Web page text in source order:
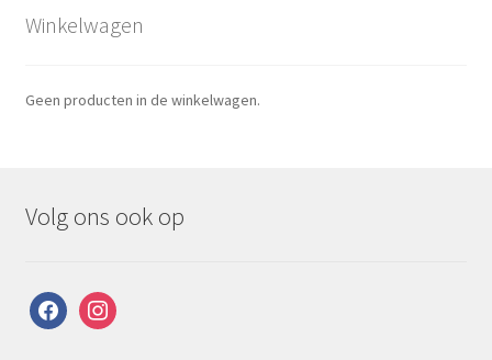
Winkelwagen
Geen producten in de winkelwagen.
Volg ons ook op
facebookinstagram